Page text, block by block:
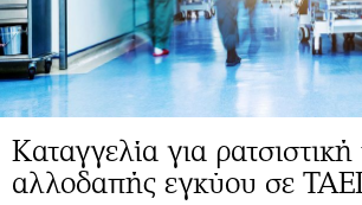
Καταγγελία για ρατσιστική
αλλοδαπής εγκύου σε